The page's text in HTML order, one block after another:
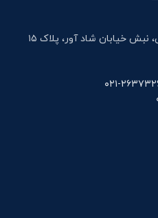
آدرس دفتر: خیابان مقدس اردبیلی، نبش خیابان شاد آور، پلاک ۱۵